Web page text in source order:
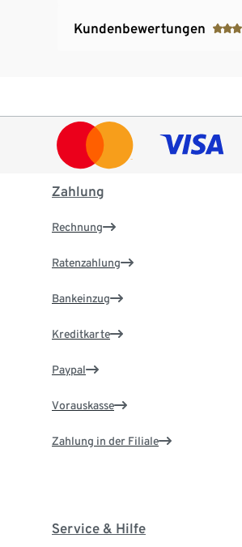
Kundenbewertungen
Zahlung
Rechnung
Ratenzahlung
Bankeinzug
Kreditkarte
Paypal
Vorauskasse
Zahlung in der Filiale
Service & Hilfe